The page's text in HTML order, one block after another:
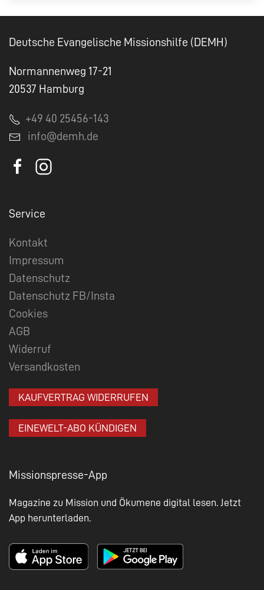
Deutsche Evangelische Missionshilfe (DEMH)
Normannenweg 17-21
20537 Hamburg
+49 40 25456-143
info@demh.de
Service
Kontakt
Impressum
Datenschutz
Datenschutz FB/Insta
Cookies
AGB
Widerruf
Versandkosten
KAUFVERTRAG WIDERRUFEN
EINEWELT-ABO KÜNDIGEN
Missionspresse-App
Magazine zu Mission und Ökumene digital lesen. Jetzt
App herunterladen.